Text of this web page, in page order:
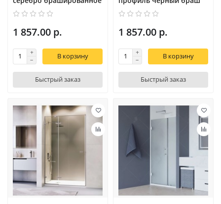
1 857.00 р.
В корзину
Быстрый заказ
1 857.00 р.
В корзину
Быстрый заказ